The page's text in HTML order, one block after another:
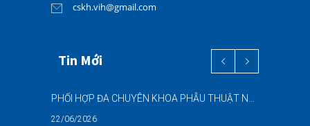
cskh.vih@gmail.com
Tin Mới
22/06/2026